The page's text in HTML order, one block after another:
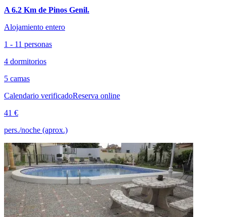
A 6.2 Km de Pinos Genil.
Alojamiento entero
1 - 11 personas
4 dormitorios
5 camas
Calendario verificadoReserva online
41 €
pers./noche (aprox.)